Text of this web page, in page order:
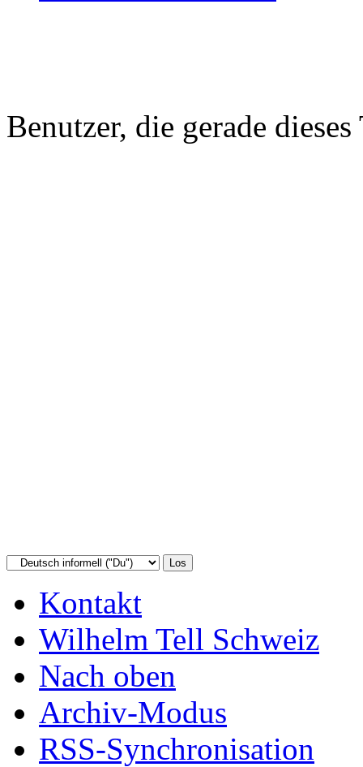
Benutzer, die gerade
Kontakt
Wilhelm Tell Schweiz
Nach oben
Archiv-Modus
RSS-Synchronisation